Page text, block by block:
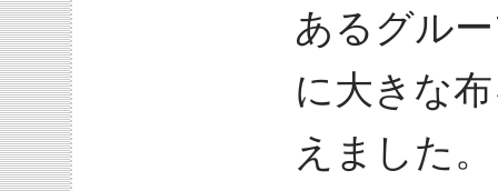
あるグル
に大きな
えました